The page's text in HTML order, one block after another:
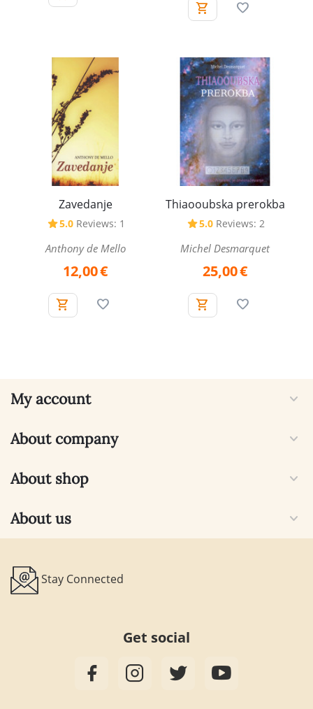
Zavedanje
5.0 Reviews: 1
Anthony de Mello
12,00€
Thiaooubska prerokba
5.0 Reviews: 2
Michel Desmarquet
25,00€
My account
About company
About shop
About us
Stay Connected
Get social